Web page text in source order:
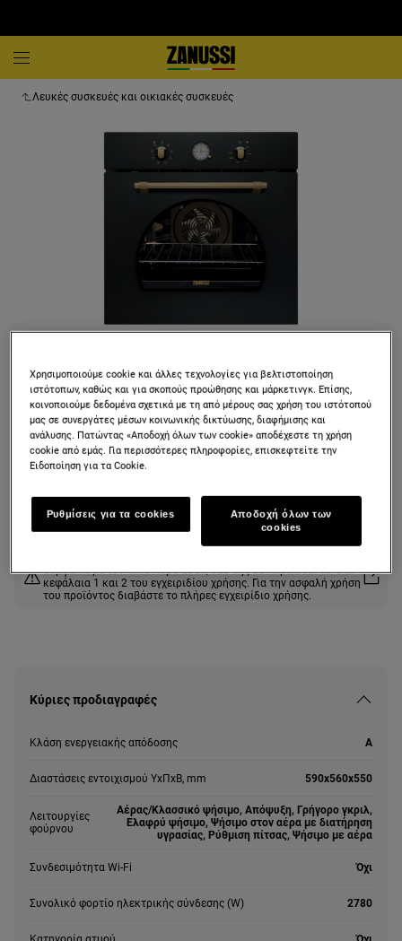
Λευκές συσκευές και οικιακές συσκευές
ZOB33701CR
Φούρνος με Aqua Clean εμαγιέ
καθαρισμό
Δελτίο πληροφοριών για το προϊόν
σύμφωνα με τον κανονισμό 2023/988 της ΕΕ παρατίθενται στα
κεφάλαια 1 και 2 του εγχειριδίου χρήσης. Για την ασφαλή χρήση
του προϊόντος διαβάστε το πλήρες εγχειρίδιο χρήσης.
Κύριες προδιαγραφές
Κλάση ενεργειακής απόδοσης A
Διαστάσεις εντοιχισμού ΥxΠxΒ, mm 590x560x550
Λειτουργίες
φούρνου
Αέρας/Κλασσικό ψήσιμο, Απόψυξη, Γρήγορο γκριλ,
Ελαφρύ ψήσιμο, Ψήσιμο στον αέρα με διατήρηση
υγρασίας, Ρύθμιση πίτσας, Ψήσιμο με αέρα
Συνδεσιμότητα Wi-Fi Όχι
Συνολικό φορτίο ηλεκτρικής σύνδεσης (W) 2780
Χρησιμοποιούμε cookie και άλλες τεχνολογίες για βελτιστοποίηση
ιστότοπων, καθώς και για σκοπούς προώθησης και μάρκετινγκ. Επίσης,
κοινοποιούμε δεδομένα σχετικά με τη από μέρους σας χρήση του ιστότοπού
μας σε συνεργάτες μέσων κοινωνικής δικτύωσης, διαφήμισης και
ανάλυσης. Πατώντας «Αποδοχή όλων των cookie» αποδέχεστε τη χρήση
cookie από εμάς. Για περισσότερες πληροφορίες, επισκεφτείτε την
Ειδοποίηση για τα Cookie.
Ρυθμίσεις για τα cookies
Αποδοχή όλων των
cookies